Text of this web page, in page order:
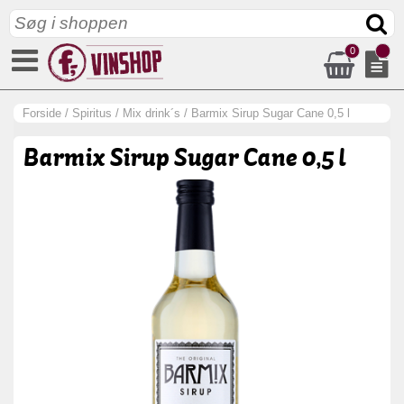
0
Forside / Spiritus / Mix drink´s / Barmix Sirup Sugar Cane 0,5 l
Barmix Sirup Sugar Cane 0,5 l